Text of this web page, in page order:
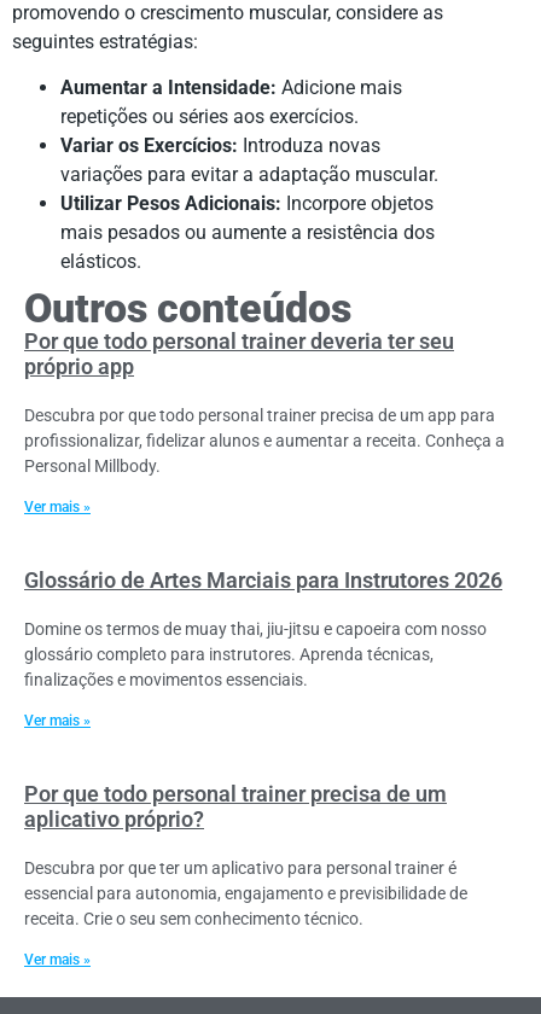
promovendo o crescimento muscular, considere as
seguintes estratégias:
Aumentar a Intensidade: Adicione mais
repetições ou séries aos exercícios.
Variar os Exercícios: Introduza novas
variações para evitar a adaptação muscular.
Utilizar Pesos Adicionais: Incorpore objetos
mais pesados ou aumente a resistência dos
elásticos.
Outros conteúdos
Por que todo personal trainer deveria ter seu
próprio app
Descubra por que todo personal trainer precisa de um app para
profissionalizar, fidelizar alunos e aumentar a receita. Conheça a
Personal Millbody.
Ver mais »
Glossário de Artes Marciais para Instrutores 2026
Domine os termos de muay thai, jiu-jitsu e capoeira com nosso
glossário completo para instrutores. Aprenda técnicas,
finalizações e movimentos essenciais.
Ver mais »
Por que todo personal trainer precisa de um
aplicativo próprio?
Descubra por que ter um aplicativo para personal trainer é
essencial para autonomia, engajamento e previsibilidade de
receita. Crie o seu sem conhecimento técnico.
Ver mais »